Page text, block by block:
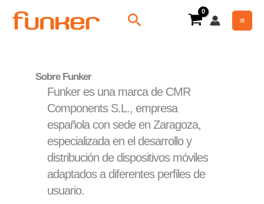
Buscar
Sobre Funker
Funker es una marca de CMR
Components S.L., empresa
española con sede en Zaragoza,
especializada en el desarrollo y
distribución de dispositivos móviles
adaptados a diferentes perfiles de
usuario.